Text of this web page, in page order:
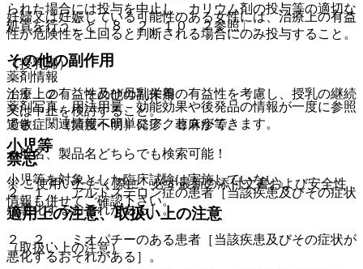
妊婦又は妊娠している可能性のある女性には、治療上の有益
性が危険性を上回ると判断される場合にのみ投与すること。
（授乳婦）
治療上の有益性及び母乳栄養の有益性を考慮し、授乳の継続
又は中止を検討すること。
小児等
小児等を対象とした臨床試験は実施していない。
適用上の注意、取扱い上の注意
（取扱い上の注意）
られた場合には投与を中止し、カリウム剤の投与等の適切な
処置を行うこと〔８．２、１０．２参照〕。
その他の副作用
１１．２． その他の副作用
過敏症：（頻度不明）発疹、蕁麻疹等。
禁忌
２．１． アルドステロン症の患者［当該疾患及びその症状
が悪化するおそれがある］。
２．２． ミオパチーのある患者［当該疾患及びその症状が
悪化するおそれがある］。
薬剤情報
薬剤写真、用法用量、効能効果や後発品の情報が一度に参照
でき、関連情報へ簡単にアクセスができます。
一般名、製品名どちらでも検索可能！
※ ご使用いただく際に、必ず最新の添付文書および安全性
情報も併せてご確認下さい。